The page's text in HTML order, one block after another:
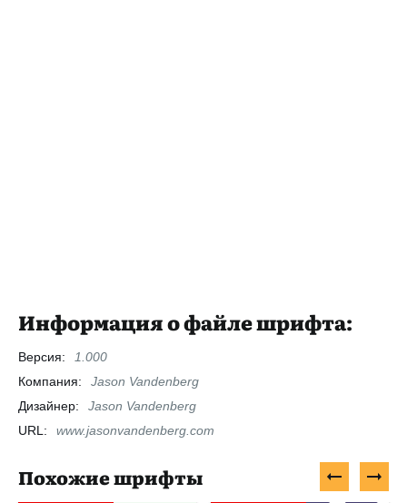
Информация о файле шрифта:
Версия:
1.000
Компания:
Jason Vandenberg
Дизайнер:
Jason Vandenberg
URL:
www.jasonvandenberg.com
Похожие шрифты